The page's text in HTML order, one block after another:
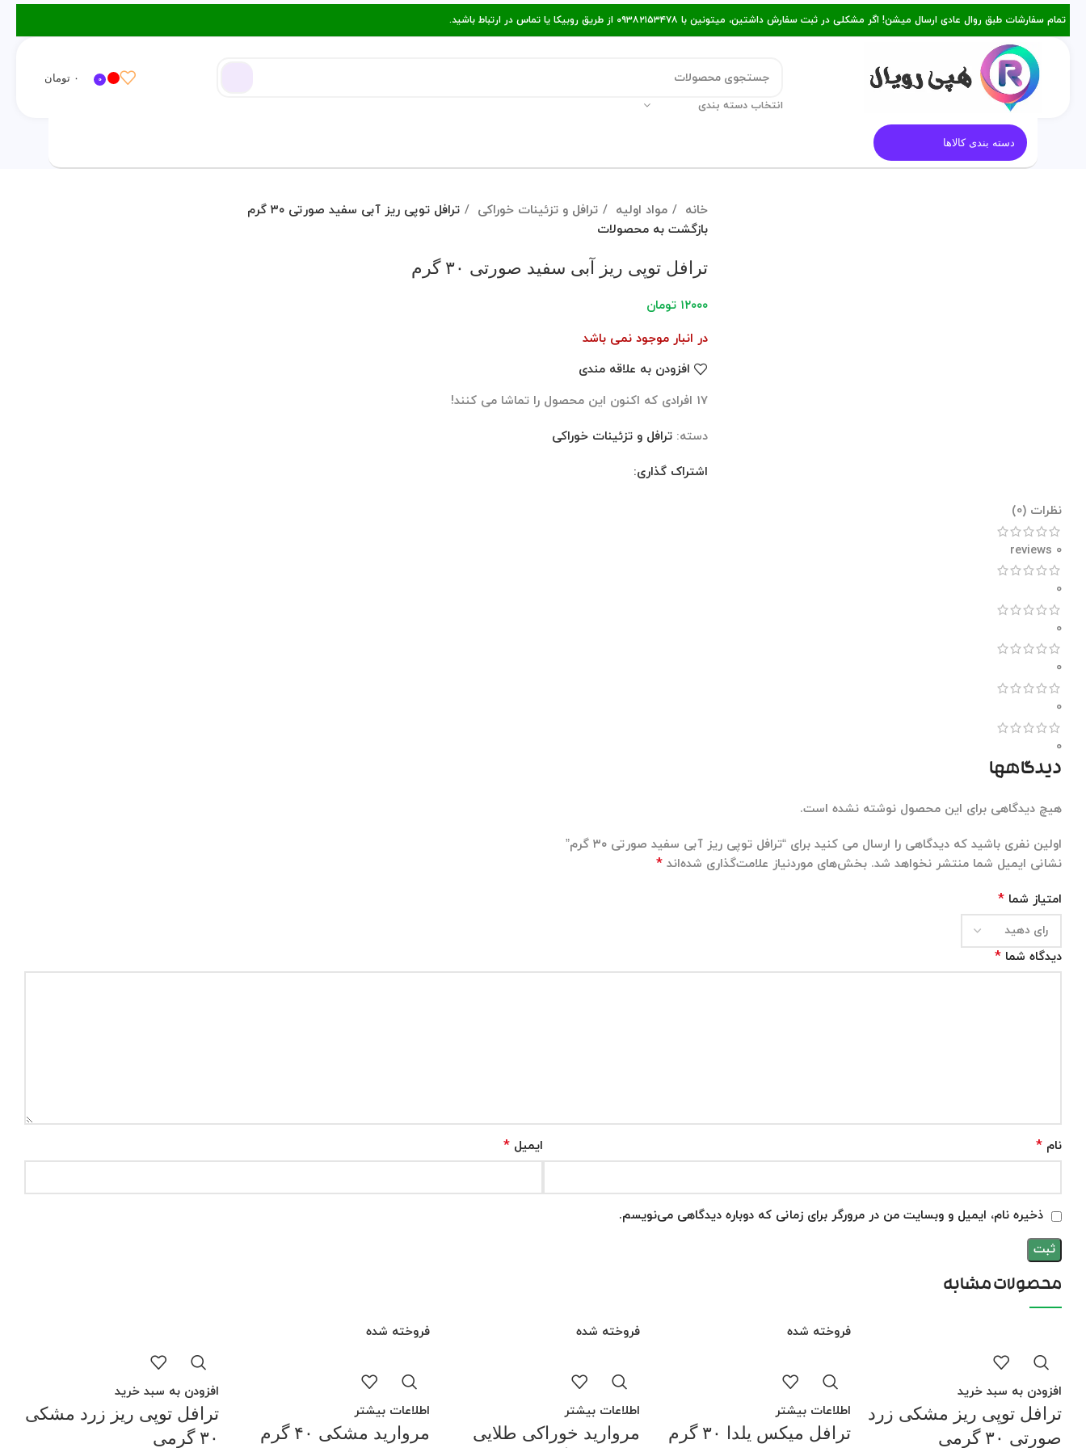
تمام سفارشات طبق روال عادی ارسال میشن! اگر مشکلی در ثبت سفارش داشتین، میتونین با ۰۹۳۸۲۱۵۳۴۷۸ از طریق روبیکا یا تماس در ارتباط باشید.
انتخاب دسته بندی
0 ۰ تومان
دسته بندی کالاها
خانه مواد اولیه ترافل و تزئینات خوراکی
ترافل توپی ریز آبی سفید صورتی ۳۰ گرم
بازگشت به محصولات
ترافل توپی ریز آبی سفید صورتی ۳۰ گرم
۱۲۰۰۰ تومان
در انبار موجود نمی باشد
افزودن به علاقه مندی
17 افرادی که اکنون این محصول را تماشا می کنند!
دسته: ترافل و تزئینات خوراکی
اشتراک گذاری:
نظرات (0)
0 reviews
0
0
0
0
0
دیدگاهها
هیچ دیدگاهی برای این محصول نوشته نشده است.
اولین نفری باشید که دیدگاهی را ارسال می کنید برای “ترافل توپی ریز آبی سفید صورتی ۳۰ گرم”
نشانی ایمیل شما منتشر نخواهد شد. بخش‌های موردنیاز علامت‌گذاری شده‌اند *
امتیاز شما *
دیدگاه شما *
نام * ایمیل *
ذخیره نام، ایمیل و وبسایت من در مرورگر برای زمانی که دوباره دیدگاهی می‌نویسم.
محصولات مشابه
افزودن به سبد خرید
ترافل توپی ریز مشکی زرد
صورتی ۳۰ گرمی
فروخته شده
اطلاعات بیشتر
ترافل میکس یلدا ۳۰ گرم
فروخته شده
اطلاعات بیشتر
مروارید خوراکی طلایی
فروخته شده
اطلاعات بیشتر
مروارید مشکی ۴۰ گرم
افزودن به سبد خرید
ترافل توپی ریز زرد مشکی
۳۰ گرمی